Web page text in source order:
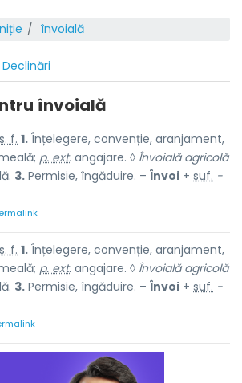
învoială
Declinări
învoială
s. f. 1. Înțelegere, convenție, aranjament,
p. ext. angajare. ◊ Învoială agricolă
3. Permisie, îngăduire. – Învoi + suf. -
s. f. 1. Înțelegere, convenție, aranjament,
p. ext. angajare. ◊ Învoială agricolă
3. Permisie, îngăduire. – Învoi + suf. -